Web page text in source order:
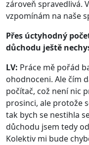
zároveň spravedlivá.
vzpomínám na naše
Přes úctyhodný
důchodu ještě
LV: Práce mě pořád
ohodnoceni. Ale čím
počítač, což není nic
prosinci, ale protože
tak bych se nestihla
důchodu jsem tedy
Kolektiv mi bude